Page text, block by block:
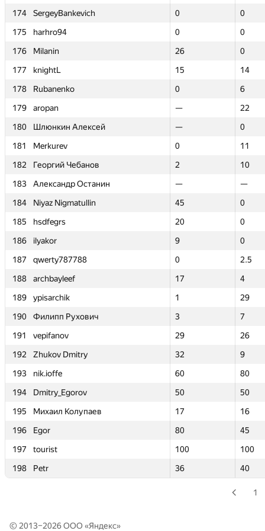
174
SergeyBankevich 0
0
175
harhro94 0
0
176
Milanin 26
0
177
knightL 15
14
178
Rubanenko 0
6
179
aropan —
22
180
Шлюнкин Алексей —
0
181
Merkurev 0
11
182
Георгий Чебанов 2
10
183
Александр Останин —
—
184
Niyaz Nigmatullin 45
0
185
hsdfegrs 20
0
186
ilyakor 9
0
187
qwerty787788 0
2.5
188
archbayleef 17
4
189
ypisarchik 1
29
190
Филипп Рухович 3
7
191
vepifanov 29
26
192
Zhukov Dmitry 32
9
193
nik.ioffe 60
80
194
Dmitry_Egorov 50
50
195
Михаил Колупаев 17
16
196
Egor 80
45
197
tourist 100
100
198
Petr 36 40
174
SergeyBankevich 0
0
175
harhro94 0
0
176
Milanin 26
0
177
knightL 15
14
178
Rubanenko 0
6
179
aropan —
22
180
Шлюнкин Алексей —
0
181
Merkurev 0
11
182
Георгий Чебанов 2
10
183
Александр Останин —
—
184
Niyaz Nigmatullin 45
0
185
hsdfegrs 20
0
186
ilyakor 9
0
187
qwerty787788 0
2.5
188
archbayleef 17
4
189
ypisarchik 1
29
190
Филипп Рухович 3
7
191
vepifanov 29
26
192
Zhukov Dmitry 32
9
193
nik.ioffe 60
80
194
Dmitry_Egorov 50
50
195
Михаил Колупаев 17
16
196
Egor 80
45
197
tourist 100
100
198
Petr 36 40
1
© 2013–2026 ООО «Яндекс»